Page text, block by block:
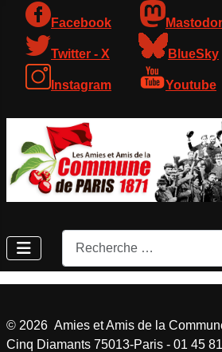
Facebook
Twitter - X BlueSky
Instagram Youtube
Rechercher
© 2026 Amies et Amis de la
Cinq Diamants 75013-Paris - 01 45